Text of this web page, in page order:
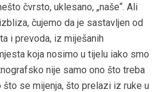
čvrsto, uklesano, „naše“. Ali
čujemo da je sastavljen od
i prevoda, iz miješanih
koja nosimo u tijelu iako smo
nije samo ono što treba
što se mijenja, što prelazi iz ruke u